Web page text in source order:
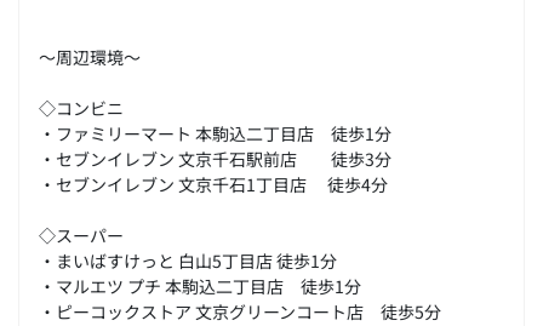
～周辺環境～
◇コンビニ
・ファミリーマート 本駒込二丁目店 徒歩1分
・セブンイレブン 文京千石駅前店 徒歩3分
・セブンイレブン 文京千石1丁目店 徒歩4分
◇スーパー
・まいばすけっと 白山5丁目店 徒歩1分
・マルエツ プチ 本駒込二丁目店 徒歩1分
・ピーコックストア 文京グリーンコート店 徒歩5分